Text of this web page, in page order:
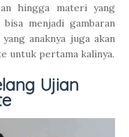
hingga materi yang
menjadi gambaran
anaknya juga akan
untuk pertama kalinya.
Ujian